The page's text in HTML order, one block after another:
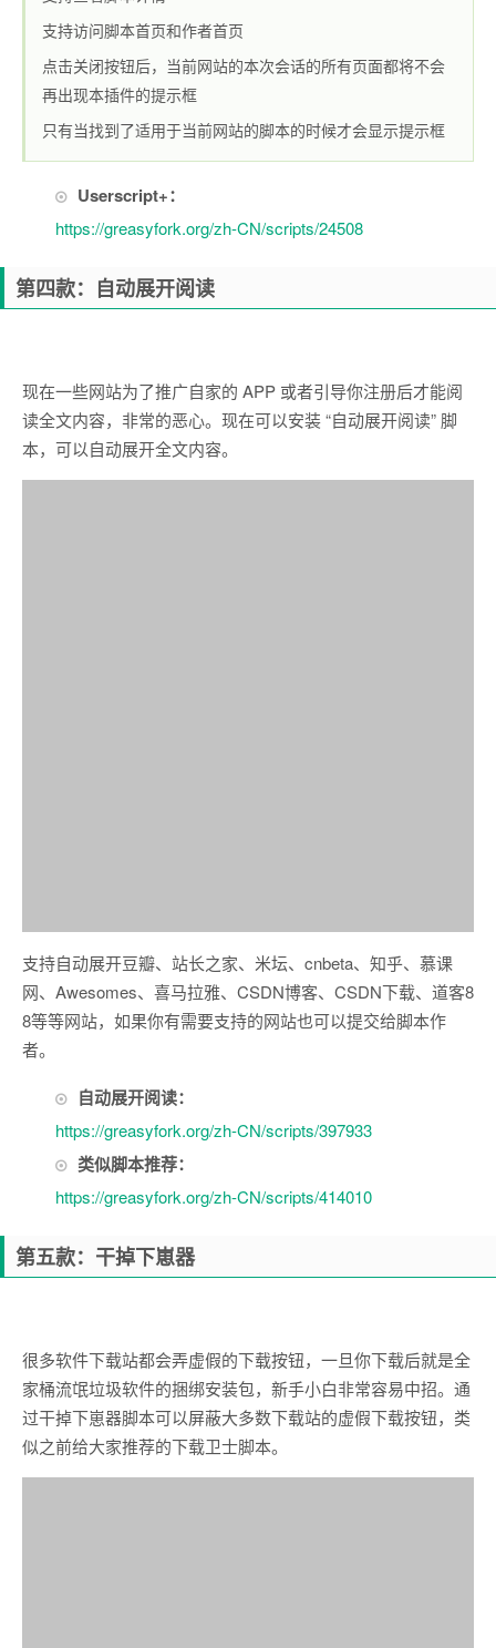
支持访问脚本首页和作者首页
点击关闭按钮后，当前网站的本次会话的所有页面都将不会
再出现本插件的提示框
只有当找到了适用于当前网站的脚本的时候才会显示提示框
Userscript+：
https://greasyfork.org/zh-CN/scripts/24508
第四款：自动展开阅读
现在一些网站为了推广自家的 APP 或者引导你注册后才能阅
读全文内容，非常的恶心。现在可以安装 “自动展开阅读” 脚
本，可以自动展开全文内容。
支持自动展开豆瓣、站长之家、米坛、cnbeta、知乎、慕课
网、Awesomes、喜马拉雅、CSDN博客、CSDN下载、道客8
8等等网站，如果你有需要支持的网站也可以提交给脚本作
者。
自动展开阅读：
https://greasyfork.org/zh-CN/scripts/397933
类似脚本推荐：
https://greasyfork.org/zh-CN/scripts/414010
第五款：干掉下崽器
很多软件下载站都会弄虚假的下载按钮，一旦你下载后就是全
家桶流氓垃圾软件的捆绑安装包，新手小白非常容易中招。通
过干掉下崽器脚本可以屏蔽大多数下载站的虚假下载按钮，类
似之前给大家推荐的下载卫士脚本。